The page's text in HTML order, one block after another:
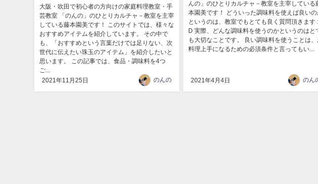
大阪・吹田で初心者の方向けの家庭料理教室・手
芸教室 「のんの」のひとりカルチャ－教室を主宰
している藤本園美です！ このサイトでは、様々な
おすすめアイテムを紹介しています。 その中で
も、「おすすめという言葉だけでは足りない、次
世代に伝えたい珠玉のアイテム」を紹介したいと
思います。 この記事では、食品・調味料を4つ
ご...
2021年11月25日
のんの
んの」のひとりカルチャ－教室を主宰している
本園美です！ どういった調味料を使えば良いの
というのは、教室でもとても良く質問頂きます
D 実際、どんな調味料を使うのかというのはと
も大切なことです。 良い調味料を使うことは、
料理上手になるための必須条件と言ってもい...
2021年4月4日 のん